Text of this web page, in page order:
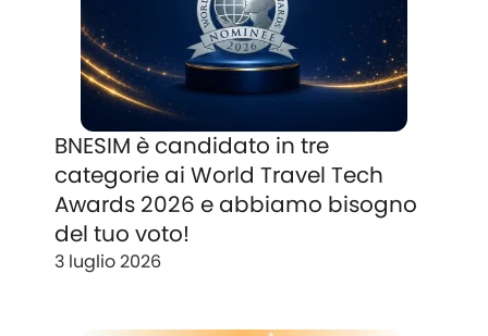
BNESIM è candidato in tre
categorie ai World Travel Tech
Awards 2026 e abbiamo bisogno
del tuo voto!
3 luglio 2026